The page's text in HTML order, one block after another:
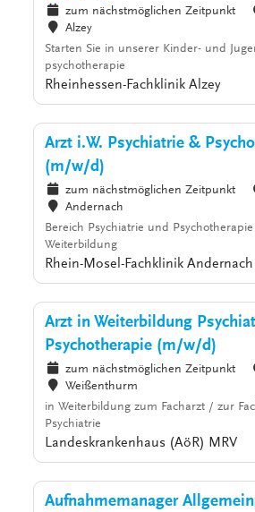
zum nächstmöglichen Zeitpunkt
Alzey
Starten Sie in unserer Kinder- und
psychotherapie
Rheinhessen-Fachklinik Alzey
Arzt i.W. Psychiatrie &
(m/w/d)
zum nächstmöglichen Zeitpunkt
Andernach
Bereich Psychiatrie und
Weiterbildung
Rhein-Mosel-Fachklinik Andernach
Arzt in Weiterbildung
Psychotherapie (m/w/d)
zum nächstmöglichen Zeitpunkt
Weißenthurm
in Weiterbildung zum Facharzt / zur
Psychiatrie
Landeskrankenhaus (AöR) MRV
Aufnahmemanager